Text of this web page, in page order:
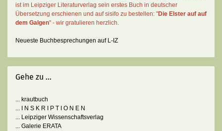
ist im Leipziger Literaturverlag sein erstes Buch in deutscher
Übersetzung erschienen und auf sisifo zu bestellen: "Die Elster auf auf
dem Galgen" - wir gratulieren herzlich.
Neueste Buchbesprechungen auf L-IZ
Gehe zu ...
... krautbuch
... I N S K R I P T I O N E N
... Leipziger Wissenschaftsverlag
... Galerie ERATA